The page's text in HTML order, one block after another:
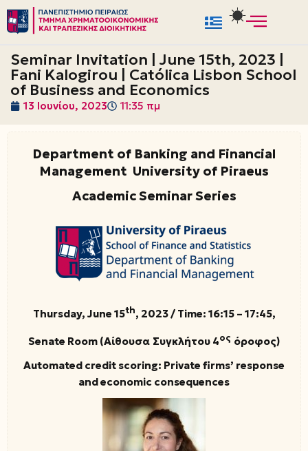
Μεταπηδήστε
στο
περιεχόμενο
Seminar Invitation | June 15th, 2023 |
Fani Kalogirou | Católica Lisbon School
of Business and Economics
13 Ιουνίου, 2023 11:35 πμ
Department of Banking and Financial
Management University of Piraeus
Academic Seminar Series
Thursday, June 15th, 2023/ Time: 16:15 – 17:45,
Senate Room (Αίθουσα Συγκλήτου 4ος όροφος)
Automated credit scoring: Private firms’ response
and economic consequences